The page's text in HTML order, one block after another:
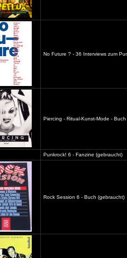
No Future ? - 36 Interviews zum
Piercing - Ritual-Kunst-Mode -
Punkrock! 6 - Fanzine (gebraucht)
Rock Session 6 - Buch (gebraucht)